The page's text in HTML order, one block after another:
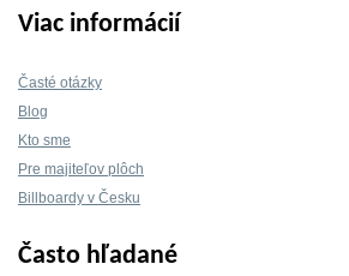
Viac informácií
Časté otázky
Blog
Kto sme
Pre majiteľov plôch
Billboardy v Česku
Často hľadané